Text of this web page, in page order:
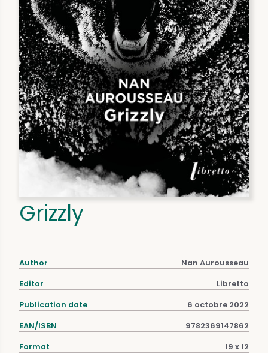
Grizzly
Author Nan Aurousseau
Editor Libretto
Publication date 6 octobre 2022
EAN/ISBN 9782369147862
Format 19 x 12